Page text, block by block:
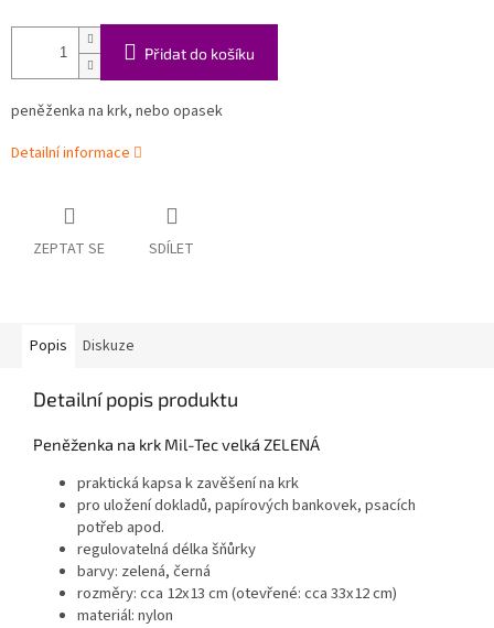
Přidat do košíku
peněženka na krk, nebo opasek
Detailní informace
ZEPTAT SE SDÍLET
Popis Diskuze
Detailní popis produktu
Peněženka na krk Mil-Tec velká ZELENÁ
praktická kapsa k zavěšení na krk
pro uložení dokladů, papírových bankovek, psacích
potřeb apod.
regulovatelná délka šňůrky
barvy: zelená, černá
rozměry: cca 12x13 cm (otevřené: cca 33x12 cm)
materiál: nylon